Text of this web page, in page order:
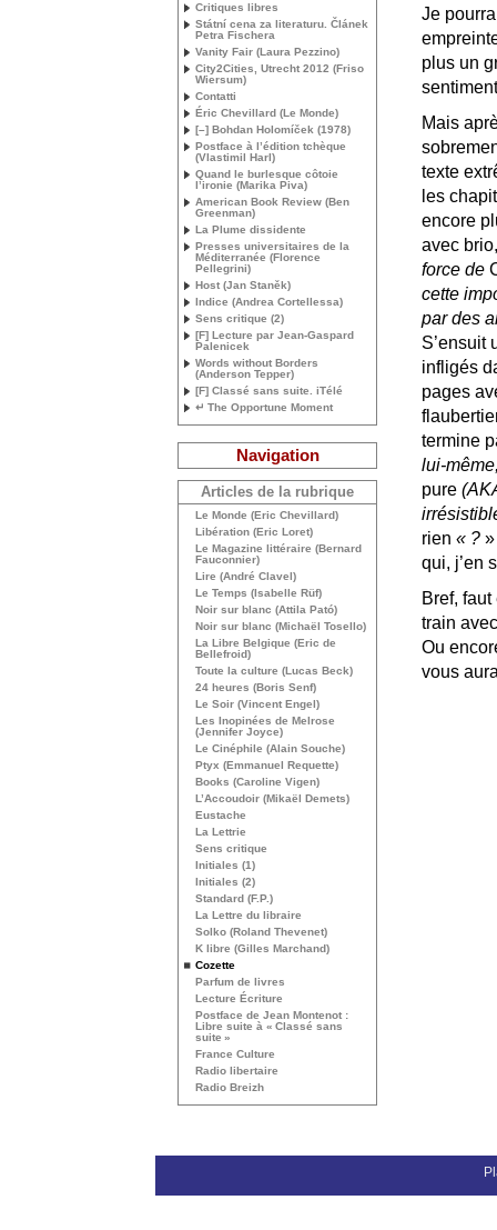
Je
plus un
Mais
texte
les
encore
avec
force de
cette
par des
S’ensuit
infligés
pages
termine
lui-
pure (
rien « ?
qui, j’en
Bref,
train
Ou
vous
Critiques libres
Státní cena za literaturu. Článek
Petra Fischera
Vanity Fair (Laura Pezzino)
City2Cities, Utrecht 2012 (Friso
Wiersum)
Contatti
Éric Chevillard (Le Monde)
[–] Bohdan Holomíček (1978)
Postface à l’édition tchèque
(Vlastimil Harl)
Quand le burlesque côtoie
l’ironie (Marika Piva)
American Book Review (Ben
Greenman)
La Plume dissidente
Presses universitaires de la
Méditerranée (Florence
Pellegrini)
Host (Jan Staněk)
Indice (Andrea Cortellessa)
Sens critique (2)
[F] Lecture par Jean-Gaspard
Palenicek
Words without Borders
(Anderson Tepper)
[F] Classé sans suite. iTélé
↵ The Opportune Moment
Navigation
Articles de la rubrique
Le Monde (Eric Chevillard)
Libération (Eric Loret)
Le Magazine littéraire (Bernard
Fauconnier)
Lire (André Clavel)
Le Temps (Isabelle Rüf)
Noir sur blanc (Attila Pató)
Noir sur blanc (Michaël Tosello)
La Libre Belgique (Eric de
Bellefroid)
Toute la culture (Lucas Beck)
24 heures (Boris Senf)
Le Soir (Vincent Engel)
Les Inopinées de Melrose
(Jennifer Joyce)
Le Cinéphile (Alain Souche)
Ptyx (Emmanuel Requette)
Books (Caroline Vigen)
L’Accoudoir (Mikaël Demets)
Eustache
La Lettrie
Sens critique
Initiales (1)
Initiales (2)
Standard (F.P.)
La Lettre du libraire
Solko (Roland Thevenet)
K libre (Gilles Marchand)
Cozette
Parfum de livres
Lecture Écriture
Postface de Jean Montenot :
Libre suite à « Classé sans
suite »
France Culture
Radio libertaire
Radio Breizh